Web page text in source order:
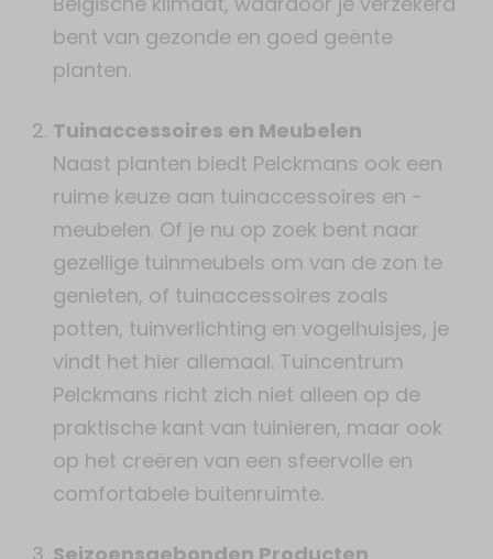
bent van gezonde en goed geënte
planten.
Tuinaccessoires en Meubelen
Naast planten biedt Pelckmans ook een
ruime keuze aan tuinaccessoires en -
meubelen. Of je nu op zoek bent naar
gezellige tuinmeubels om van de zon te
genieten, of tuinaccessoires zoals
potten, tuinverlichting en vogelhuisjes, je
vindt het hier allemaal. Tuincentrum
Pelckmans richt zich niet alleen op de
praktische kant van tuinieren, maar ook
op het creëren van een sfeervolle en
comfortabele buitenruimte.